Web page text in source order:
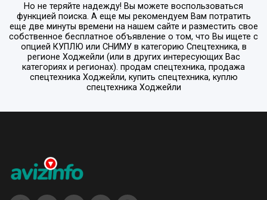
Но не теряйте надежду! Вы можете воспользоваться
функцией поиска. А еще мы рекомендуем Вам потратить
еще две минуты времени на нашем сайте и разместить свое
собственное бесплатное объявление о том, что Вы ищете с
опцией КУПЛЮ или СНИМУв категорию Спецтехника, в
регионе Ходжейли (или в других интересующих Вас
категориях и регионах). продам спецтехника, продажа
спецтехника Ходжейли, купить спецтехника, куплю
спецтехника Ходжейли